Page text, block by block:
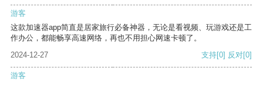
游客
这款加速器app简直是居家旅行必备神器，无论是看视频、玩游戏还是工
作办公，都能畅享高速网络，再也不用担心网速卡顿了。
2024-12-27
支持[0] 反对[0]
游客